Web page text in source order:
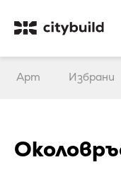
Арт Избрани